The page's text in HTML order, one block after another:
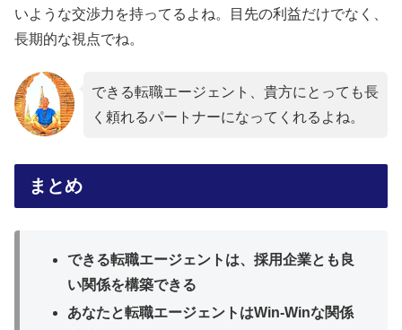
いような交渉力を持ってるよね。目先の利益だけでなく、
長期的な視点でね。
できる転職エージェント、貴方にとっても長
く頼れるパートナーになってくれるよね。
まとめ
できる転職エージェントは、採用企業とも良
い関係を構築できる
あなたと転職エージェントはWin-Winな関係